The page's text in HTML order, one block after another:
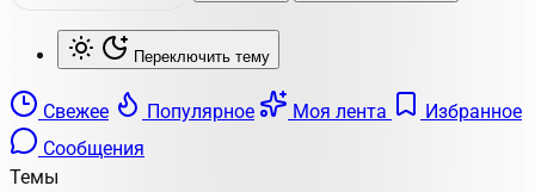
Переключить тему
Свежее Популярное Моя лента
Избранное
Сообщения
Темы